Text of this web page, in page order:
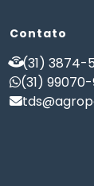
Corte
Rural
Software de
Contato
(31) 3874-
(31)